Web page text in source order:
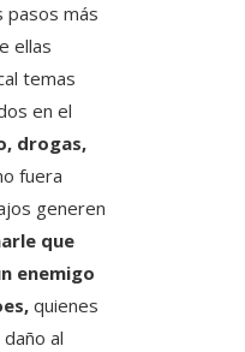
pasos más
ellas
temas
en el
drogas,
fuera
generen
que
enemigo
quienes
al